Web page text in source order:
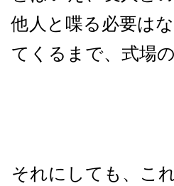
他人と喋る必要は
てくるまで、式場
それにしても、こ